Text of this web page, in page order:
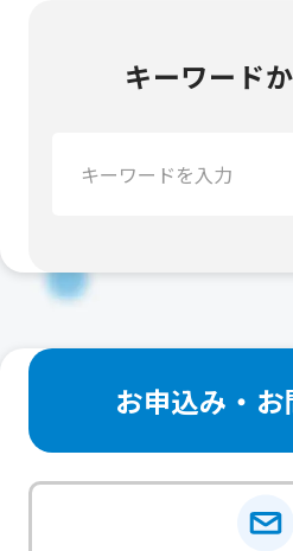
キーワード
索：
お申込み・